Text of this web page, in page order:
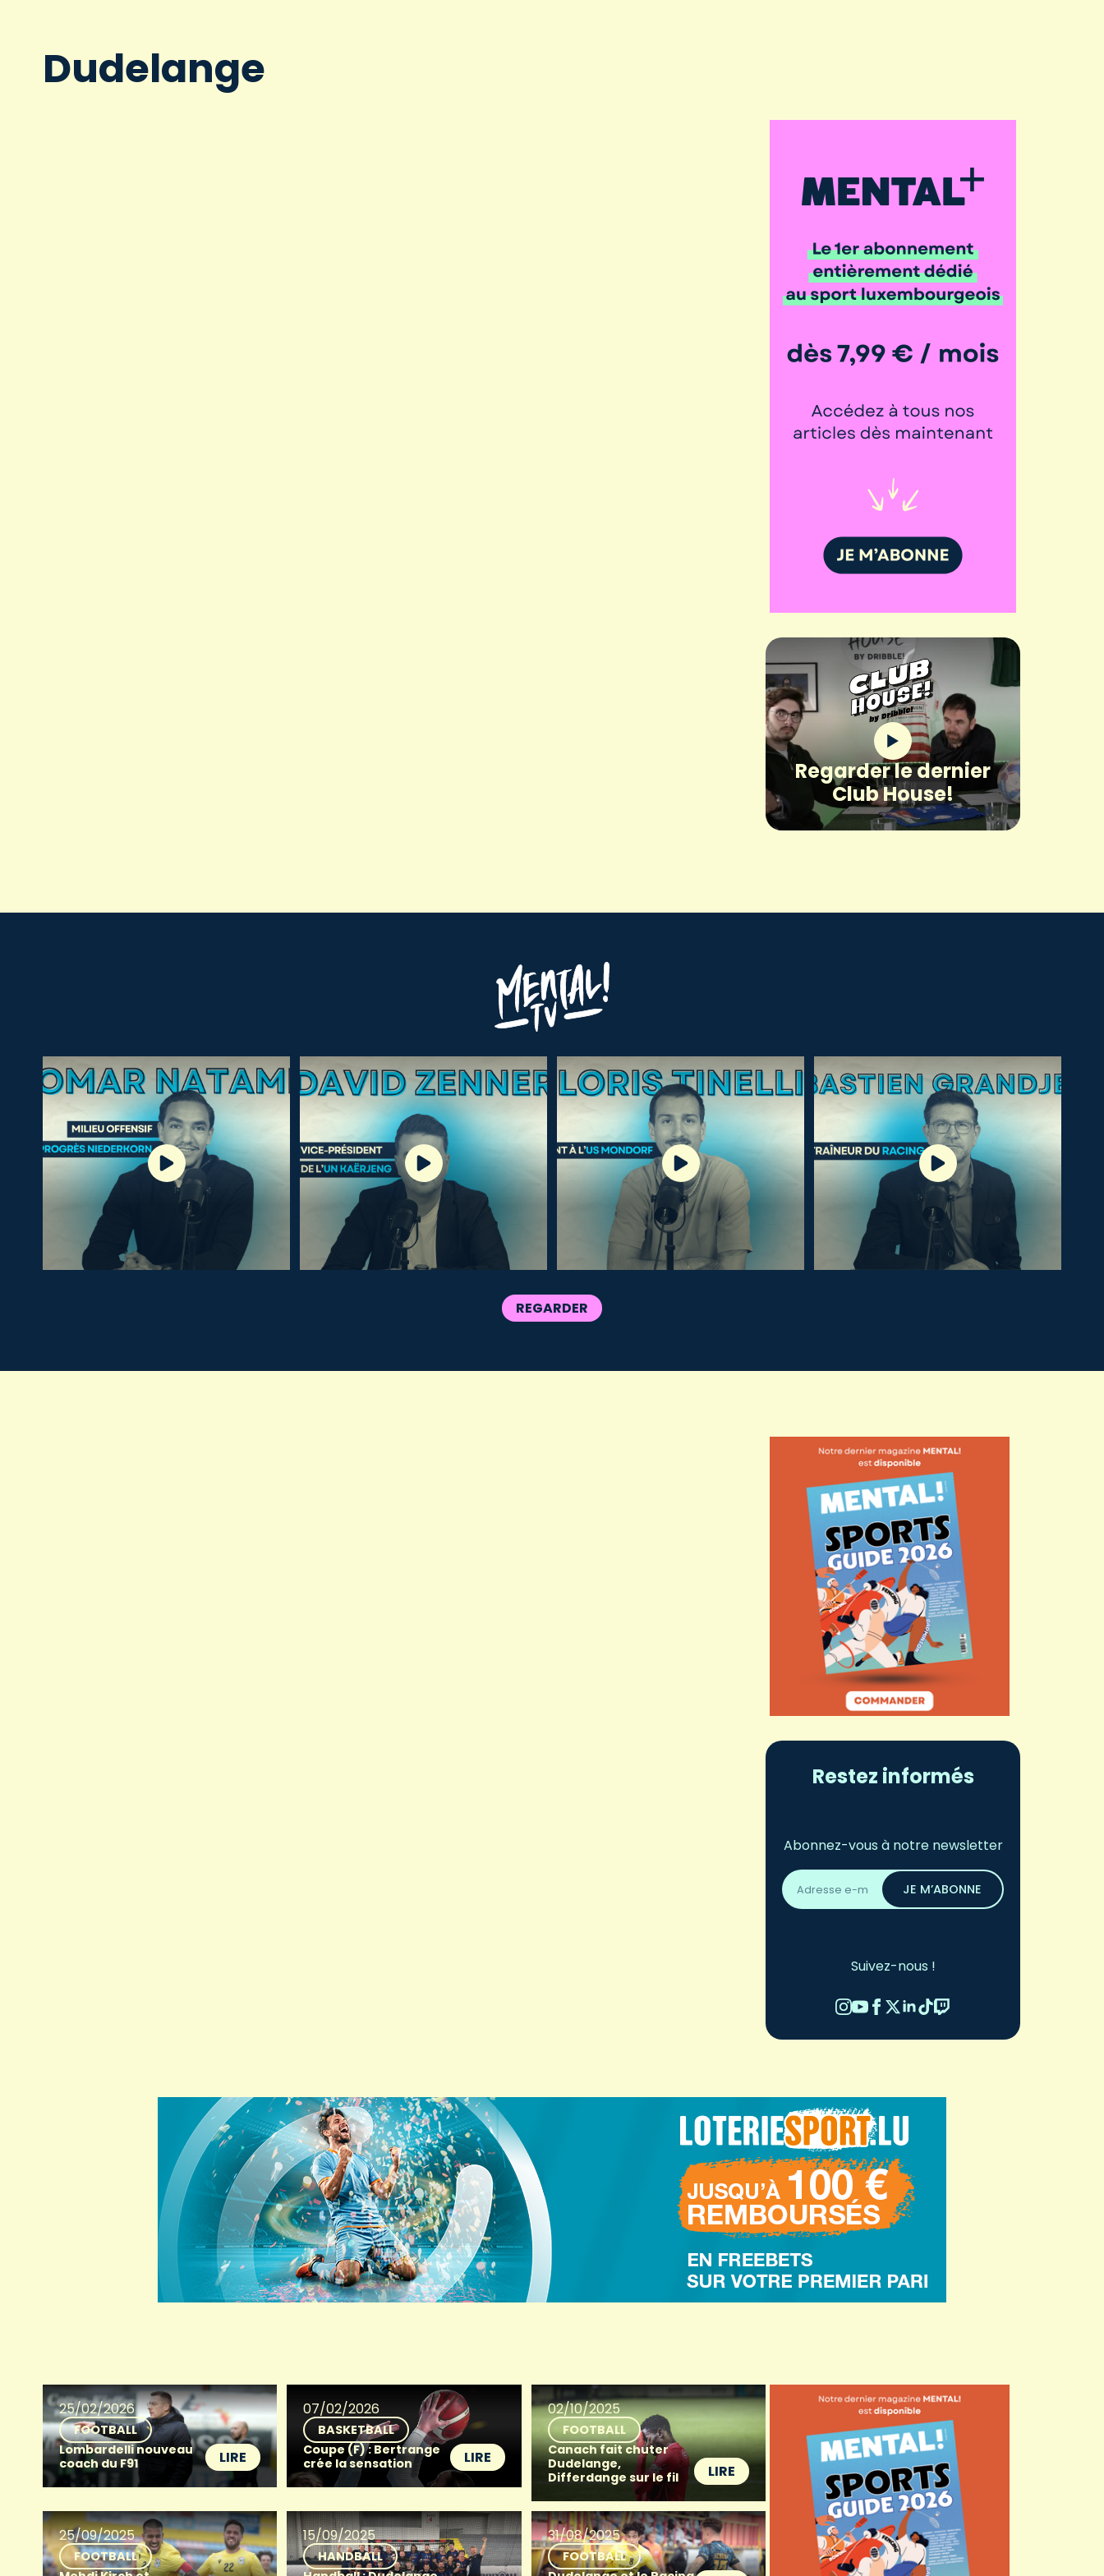
Dudelange
Regarder le dernier
Club House!
REGARDER
Restez informés
Abonnez-vous à notre newsletter
Adresse
email
*
JE M’ABONNE
Suivez-nous !
25/02/2026
FOOTBALL
Lombardelli nouveau
coach du F91
LIRE
07/02/2026
BASKETBALL
Coupe (F) : Bertrange
crée la sensation
LIRE
02/10/2025
FOOTBALL
Canach fait chuter
Dudelange,
Differdange sur le fil
LIRE
25/09/2025
FOOTBALL
15/09/2025
HANDBALL
31/08/2025
FOOTBALL